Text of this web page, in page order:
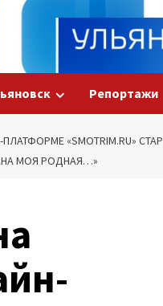
Репортажи
«SMOTRIM.RU»
МОЯ РОДНАЯ…»